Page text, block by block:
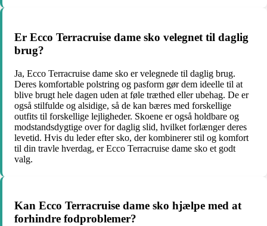
Er Ecco Terracruise dame sko velegnet til daglig
brug?
Ja, Ecco Terracruise dame sko er velegnede til daglig brug.
Deres komfortable polstring og pasform gør dem ideelle til at
blive brugt hele dagen uden at føle træthed eller ubehag. De er
også stilfulde og alsidige, så de kan bæres med forskellige
outfits til forskellige lejligheder. Skoene er også holdbare og
modstandsdygtige over for daglig slid, hvilket forlænger deres
levetid. Hvis du leder efter sko, der kombinerer stil og komfort
til din travle hverdag, er Ecco Terracruise dame sko et godt
valg.
Kan Ecco Terracruise dame sko hjælpe med at
forhindre fodproblemer?